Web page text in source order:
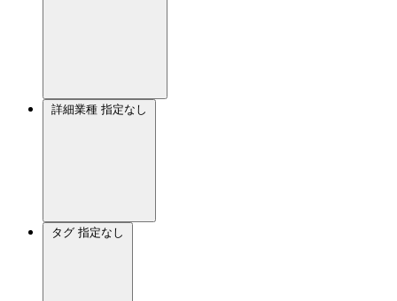
詳細業種 指定なし
タグ 指定なし